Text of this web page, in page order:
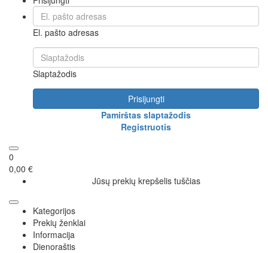
El. pašto adresas
Slaptažodis
Prisijungti
Pamirštas slaptažodis
Registruotis
0
0,00 €
Jūsų prekių krepšelis tuščias
Kategorijos
Prekių ženklai
Informacija
Dienoraštis